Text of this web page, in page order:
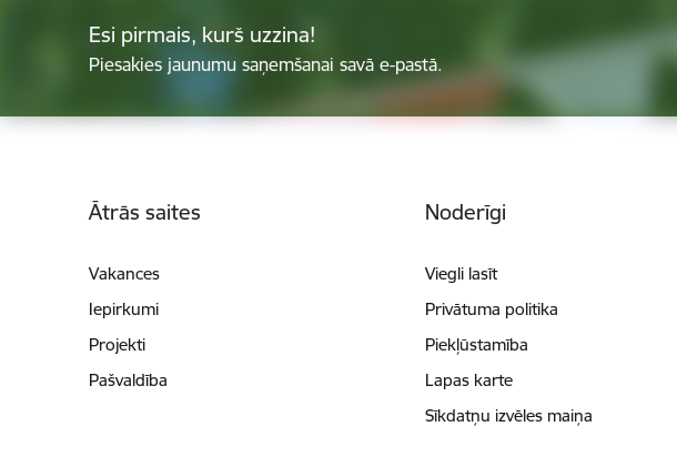
Esi pirmais, kurš uzzina!
Piesakies jaunumu saņemšanai savā e-pastā.
Ātrās saites
Vakances
Iepirkumi
Projekti
Pašvaldība
Noderīgi
Viegli lasīt
Privātuma politika
Piekļūstamība
Lapas karte
Sīkdatņu izvēles maiņa